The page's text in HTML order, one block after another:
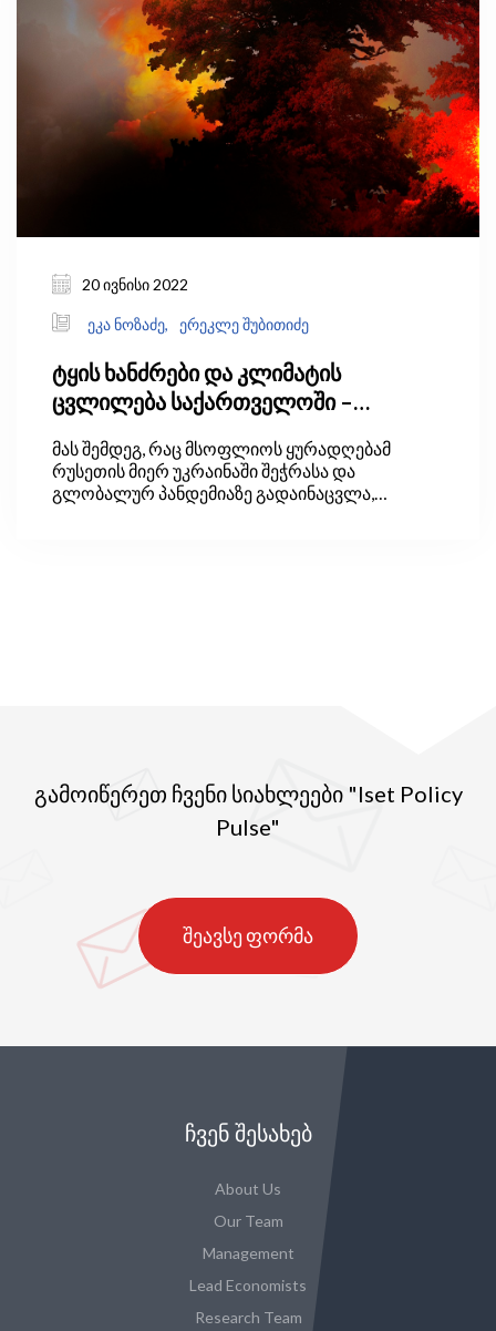
20 ივნისი 2022
ეკა ნოზაძე, ერეკლე შუბითიძე
ტყის ხანძრები და კლიმატის
ცვლილება საქართველოში –
მას შემდეგ, რაც მსოფლიოს ყურადღებამ
რუსეთის მიერ უკრაინაში შეჭრასა და
გლობალურ პანდემიაზე გადაინაცვლა,
გამოიწერეთ ჩვენი სიახლეები "Iset Policy
Pulse"
შეავსე ფორმა
ᲩᲕᲔᲜ ᲨᲔᲡᲐᲮᲔᲑ
About Us
Our Team
Management
Lead Economists
Research Team